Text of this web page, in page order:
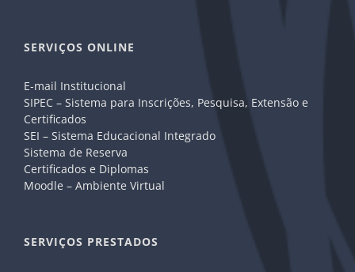
SERVIÇOS ONLINE
E-mail Institucional
SIPEC – Sistema para Inscrições, Pesquisa, Extensão e
Certificados
SEI – Sistema Educacional Integrado
Sistema de Reserva
Certificados e Diplomas
Moodle – Ambiente Virtual
SERVIÇOS PRESTADOS